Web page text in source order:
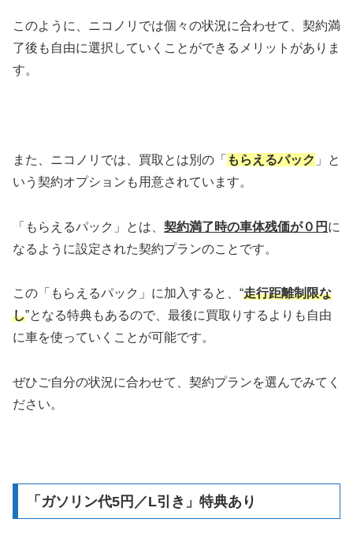
このように、ニコノリでは個々の状況に合わせて、契約満
了後も自由に選択していくことができるメリットがありま
す。
また、ニコノリでは、買取とは別の「 もらえるパック 」と
いう契約オプションも用意されています。
「もらえるパック」とは、 契約満了時の車体残価が０円 に
なるように設定された契約プランのことです。
この「もらえるパック」に加入すると、“走行距離制限な
し”となる特典もあるので、最後に買取りするよりも自由
に車を使っていくことが可能です。
ぜひご自分の状況に合わせて、契約プランを選んでみてく
ださい。
「ガソリン代5円／L引き」特典あり